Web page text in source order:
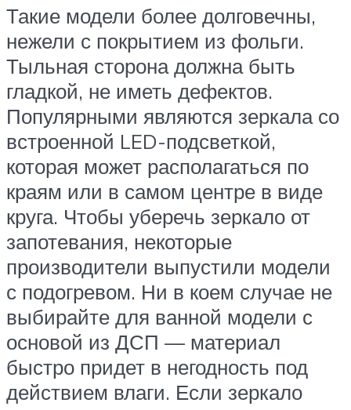
Такие модели более долговечны,
нежели с покрытием из фольги.
Тыльная сторона должна быть
гладкой, не иметь дефектов.
Популярными являются зеркала со
встроенной LED-подсветкой,
которая может располагаться по
краям или в самом центре в виде
круга. Чтобы уберечь зеркало от
запотевания, некоторые
производители выпустили модели
с подогревом. Ни в коем случае не
выбирайте для ванной модели с
основой из ДСП — материал
быстро придет в негодность под
действием влаги. Если зеркало